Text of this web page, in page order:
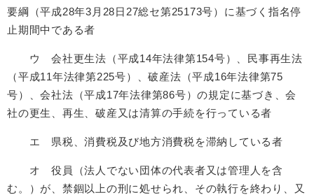
要綱（平成28年3月28日27総セ第25173号）に基づく指名停
止期間中である者
ウ 会社更生法（平成14年法律第154号）、民事再生法
（平成11年法律第225号）、破産法（平成16年法律第75
号）、会社法（平成17年法律第86号）の規定に基づき、会
社の更生、再生、破産又は清算の手続を行っている者
エ 県税、消費税及び地方消費税を滞納している者
オ 役員（法人でない団体の代表者又は管理人を含
む。）が、禁錮以上の刑に処せられ、その執行を終わり、又